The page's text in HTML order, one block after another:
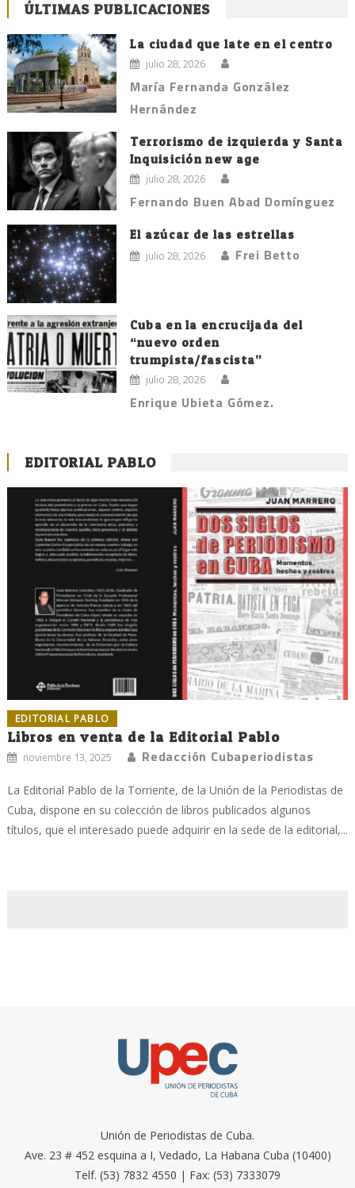
ÚLTIMAS PUBLICACIONES
La ciudad que late en el centro
julio 28, 2026
María Fernanda González
Hernández
Terrorismo de izquierda y Santa
Inquisición new age
julio 28, 2026
Fernando Buen Abad Domínguez
El azúcar de las estrellas
julio 28, 2026 Frei Betto
Cuba en la encrucijada del
“nuevo orden
trumpista/fascista”
julio 28, 2026
Enrique Ubieta Gómez.
EDITORIAL PABLO
EDITORIAL PABLO
Libros en venta de la Editorial Pablo
noviembre 13, 2025 Redacción Cubaperiodistas
La Editorial Pablo de la Torriente, de la Unión de la Periodistas de
Cuba, dispone en su colección de libros publicados algunos
títulos, que el interesado puede adquirir en la sede de la editorial,...
Unión de Periodistas de Cuba.
Ave. 23 # 452 esquina a I, Vedado, La Habana Cuba (10400)
Telf. (53) 7832 4550 | Fax: (53) 7333079